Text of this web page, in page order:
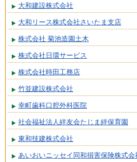
大和建設株式会社
大和リース株式会社さいたま支店
株式会社 菊池造園土木
株式会社日環サービス
株式会社時田工務店
竹並建設株式会社
幸町歯科口腔外科医院
社会福祉法人絆友会たじま絆保育園
東和技建株式会社
あいおいニッセイ同和損害保険株式